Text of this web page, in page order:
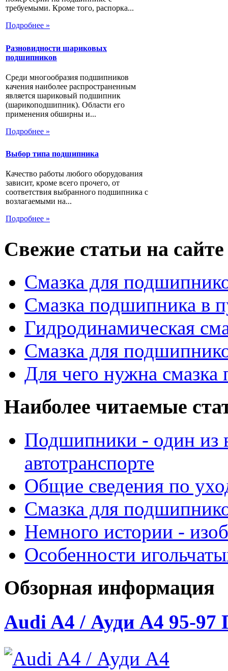
требуемыми. Кроме того, распорка...
Подробнее »
Разновидности шариковых
подшипников
Среди многообразия подшипников
качения наиболее распространенным
является шариковый подшипник
(шарикоподшипник). Области его
применения обширны и...
Подробнее »
Выбор типа подшипника
Качество работы любого оборудования
зависит, кроме всего прочего, от
соответствия выбранного подшипника с
возлагаемыми на...
Подробнее »
Свежие статьи на сайте
Смазка для
Смазка подшипника в
Гидродинамическая
Смазка для
Для чего нужна
Наиболее читаемые
Подшипники - один из
автотранспорте
Общие сведения по
Смазка для
Немного истории -
Особенности
Обзорная информация
Audi A4 / Ауди А4 95-97